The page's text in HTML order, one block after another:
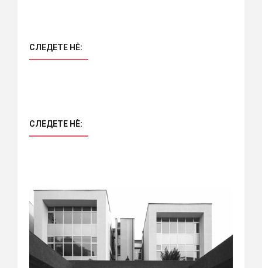
СЛЕДЕТЕ НÈ:
СЛЕДЕТЕ НÈ: